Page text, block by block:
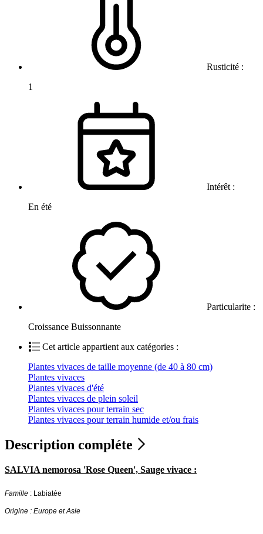
Rusticité :
1
Intérêt :
En été
Particularite :
Croissance Buissonnante
Cet article appartient aux catégories :
Plantes vivaces de taille moyenne (de 40 à 80 cm)
Plantes vivaces
Plantes vivaces d'été
Plantes vivaces de plein soleil
Plantes vivaces pour terrain sec
Plantes vivaces pour terrain humide et/ou frais
Description compléte
SALVIA nemorosa 'Rose Queen', Sauge vivace :
Famille : Labiatée
Origine : Europe et Asie